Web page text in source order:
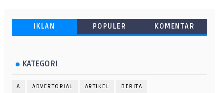
IKLAN POPULER KOMENTAR
KATEGORI
A ADVERTORIAL ARTIKEL BERITA